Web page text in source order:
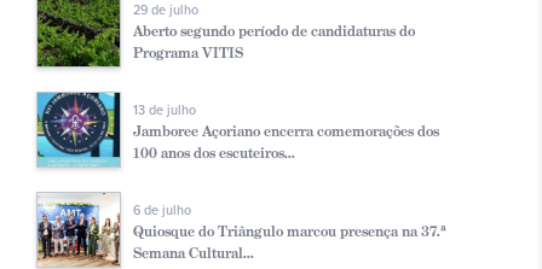
29 de julho
Aberto segundo período de candidaturas do
Programa VITIS
13 de julho
Jamboree Açoriano encerra comemorações dos
100 anos dos escuteiros...
6 de julho
Quiosque do Triângulo marcou presença na 37.ª
Semana Cultural...